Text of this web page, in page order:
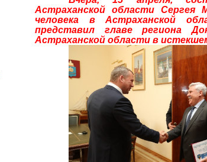
Астраханской области Сергея
человека в Астраханской
представил главе региона
Астраханской области в